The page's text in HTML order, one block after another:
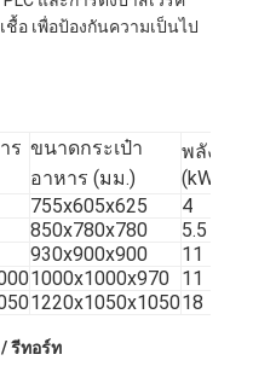
อ เพื่อป้องกันความเป็นไป
ร ขนาดกระเป๋า
อาหาร (มม.)
พลังงาน
(kW)
755x605x625 4
850x780x780 5.5
930x900x900 11
1000x1000x970 11
1220x1050x105018
รีทอร์ท